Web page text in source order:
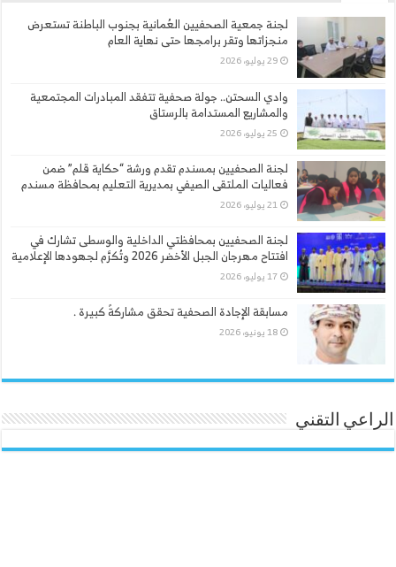
لجنة جمعية الصحفيين العُمانية بجنوب الباطنة تستعرض
منجزاتها وتقر برامجها حتى نهاية العام
29 يوليو، 2026
وادي السحتن.. جولة صحفية تتفقد المبادرات المجتمعية
والمشاريع المستدامة بالرستاق
25 يوليو، 2026
لجنة الصحفيين بمسندم تقدم ورشة “حكاية قلم” ضمن
فعاليات الملتقى الصيفي بمديرية التعليم بمحافظة مسندم
21 يوليو، 2026
لجنة الصحفيين بمحافظتي الداخلية والوسطى تشارك في
افتتاح مهرجان الجبل الأخضر 2026 وتُكرَّم لجهودها الإعلامية
17 يوليو، 2026
مسابقة الإجادة الصحفية تحقق مشاركةً كبيرة .
18 يونيو، 2026
الراعي التقني